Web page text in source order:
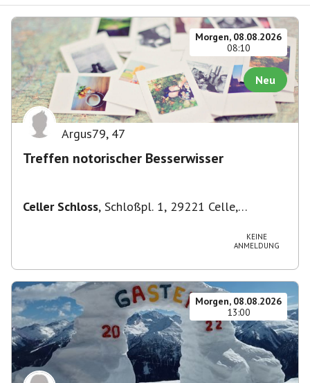
Morgen, 08.08.2026
08:10
Neu
Argus79, 47
Treffen notorischer Besserwisser
Celler Schloss, Schloßpl. 1, 29221 Celle,
KEINE
ANMELDUNG
Morgen, 08.08.2026
13:00